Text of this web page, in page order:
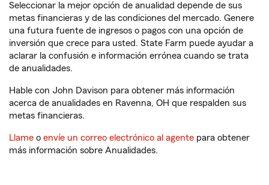
Seleccionar la mejor opción de anualidad depende de sus
metas financieras y de las condiciones del mercado. Genere
una futura fuente de ingresos o pagos con una opción de
inversión que crece para usted. State Farm puede ayudar a
aclarar la confusión e información errónea cuando se trata
de anualidades.
Hable con John Davison para obtener más información
acerca de anualidades en Ravenna, OH que respalden sus
metas financieras.
Llame o envíe un correo electrónico al agente para obtener
más información sobre Anualidades.